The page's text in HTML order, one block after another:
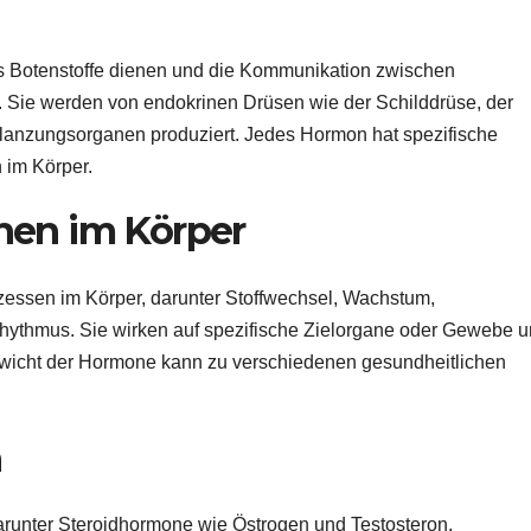
dienen und die Kommunikation zwischen
werden von endokrinen Drüsen wie der Schilddrüse, der
produziert. Jedes Hormon hat spezifische
Körper.
im Körper
im Körper, darunter Stoffwechsel, Wachstum,
Sie wirken auf spezifische Zielorgane oder Gewebe
der Hormone kann zu verschiedenen gesundheitlichen
Steroidhormone wie Östrogen und Testosteron,